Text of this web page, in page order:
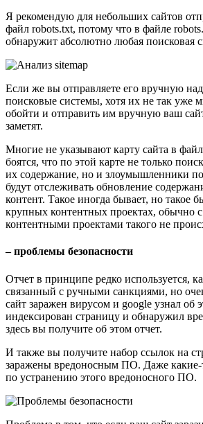
Я рекомендую для небольших сайтов
файл robots.txt, потому что в файле
обнаружит абсолютно любая поисковая
Если же вы отправляете его вручную
поисковые системы, хотя их не так уже
обойти и отправить им вручную ваш
заметят.
Многие не указывают карту сайта в
боятся, что по этой карте не только
их содержание, но и злоумышленники по
будут отслеживать обновление
контент. Такое иногда бывает, но такое
крупных контентных проектах, обычно
контентными проектами такого не
– проблемы безопасности
Отчет в принципе редко используется,
связанный с ручными санкциями, но
сайт заражен вирусом и google узнал об
индексирован страницу и обнаружил
здесь вы получите об этом отчет.
И также вы получите набор ссылок на
заражены вредоносным ПО. Даже какие-
по устранению этого вредоносного ПО.